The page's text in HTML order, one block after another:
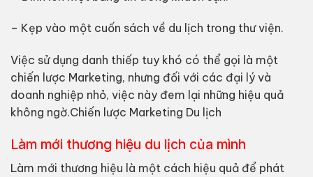
– Kẹp vào một cuốn sách về du lịch trong thư viện.
Việc sử dụng danh thiếp tuy khó có thể gọi là một
chiến lược Marketing, nhưng đối với các đại lý và
doanh nghiệp nhỏ, việc này đem lại những hiệu quả
không ngờ.Chiến lược Marketing Du lịch
Làm mới thương hiệu du lịch của mình
Làm mới thương hiệu là một cách hiệu quả để phát